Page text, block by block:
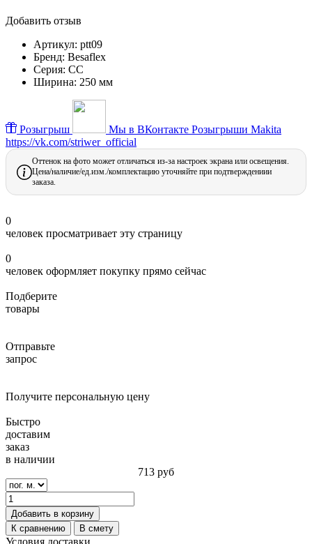
Добавить отзыв
Артикул: ptt09
Бренд: Besaflex
Серия: CC
Ширина: 250 мм
Розыгрыш Мы в ВКонтакте Розыгрыши Makita
https://vk.com/striwer_official
Оттенок на фото может отличаться из-за настроек экрана или освещения.
Цена/наличие/ед.изм./комплектацию уточняйте при подтверждениии
заказа.
0
человек просматривает эту страницу
0
человек оформляет покупку прямо сейчас
Подберите
товары
Отправьте
запрос
Получите персональную цену
Быстро
доставим
заказ
в наличии
713 руб
Добавить в корзину
К сравнению
В смету